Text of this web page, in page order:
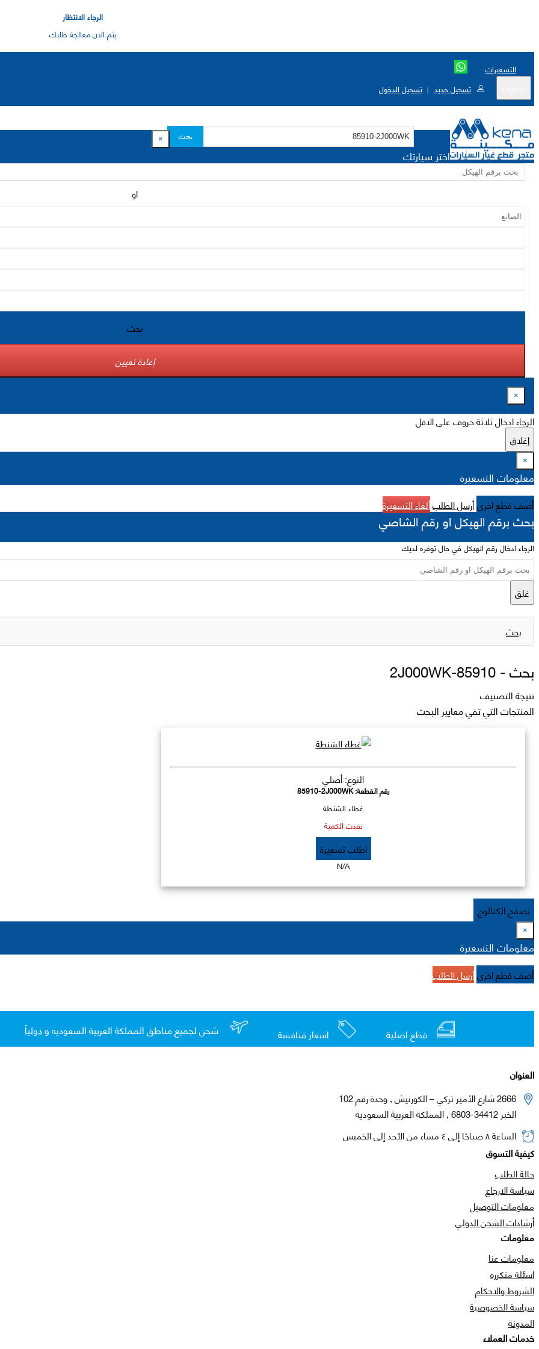
الرجاء الانتظار
يتم الان معالجة طلبك
التسعيرات
تسجيل جديد | تسجيل الدخول
بحث ×
اختر سيارتك
او
بحث
إعادة تعيين
×
الرجاء ادخال ثلاثة حروف على الاقل
إغلاق
×
معلومات التسعيرة
أضف قطع اخرىأرسل الطلبألغاء التسعيرة
بحث برقم الهيكل او رقم الشاصي
الرجاء ادخال رقم الهيكل في حال توفره لديك
غلق
بحث
بحث -85910-2J000WK
نتيجة التصنيف
المنتجات التي تفي معايير البحث
النوع: أصلي
رقم القطعة:85910-2J000WK
غطاء الشنطة
نفذت الكمية
اطلب تسعيرة
N/A
تصفح الكتالوج
×
معلومات التسعيرة
أضف قطع اخرىأرسل الطلب
قطع اصلية اسعار منافسة شحن لجميع مناطق المملكة العربية السعوديه ودولياً
العنوان
2666 شارع الأمير تركي – الكورنيش , وحدة رقم 102
الخبر 34412-6803 , المملكة العربية السعودية
الساعة ٨ صباحًا إلى ٤ مساء من الأحد إلى الخميس
كيفية التسوق
حالة الطلب
سياسة الارجاع
معلومات التوصيل
أرشادات الشحن الدولي
معلومات
معلومات عنا
اسئلة متكرره
الشروط والاحكام
سياسة الخصوصية
المدونة
خدمات العملاء